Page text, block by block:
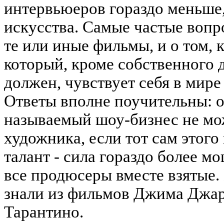
интервьюеров гораздо
искусства. Самые частые
те или иные фильмы, и о том,
который, кроме собственного
должен, чувствует себя в
Ответы вполне поучительны:
называемый шоу-бизнес не
художника, если тот сам
талант - сила гораздо более
все продюсеры вместе
знали из фильмов Джима
Тарантино.